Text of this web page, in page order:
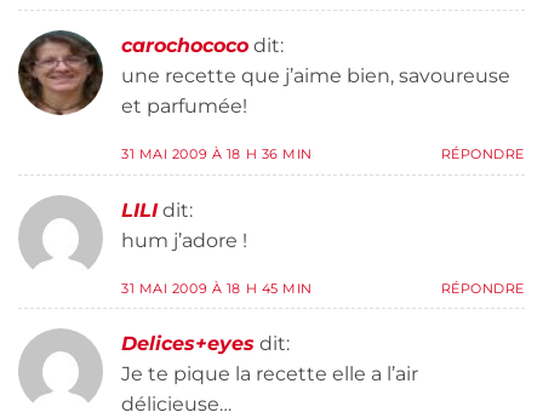
carochococo dit:
une recette que j’aime bien, savoureuse
et parfumée!
31 MAI 2009 À 18 H 36 MIN RÉPONDRE
LILI dit:
hum j’adore !
31 MAI 2009 À 18 H 45 MIN RÉPONDRE
Delices+eyes dit:
Je te pique la recette elle a l’air
délicieuse…